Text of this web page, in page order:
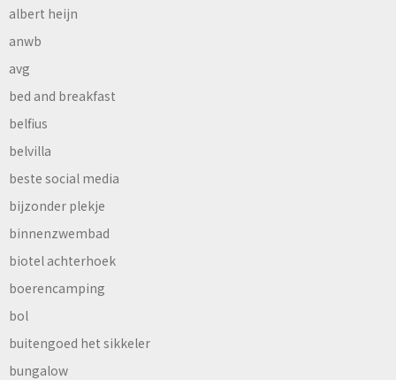
albert heijn
anwb
avg
bed and breakfast
belfius
belvilla
beste social media
bijzonder plekje
binnenzwembad
biotel achterhoek
boerencamping
bol
buitengoed het sikkeler
bungalow